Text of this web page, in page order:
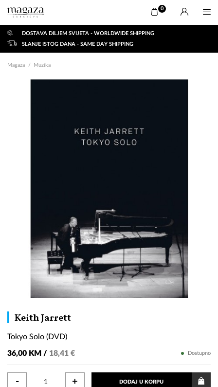
0
DOSTAVA DILJEM SVIJETA - WORLDWIDE SHIPPING
SLANJE ISTOG DANA - SAME DAY SHIPPING
Magaza Muzika
Keith Jarrett
Tokyo Solo (DVD)
36,00 KM / 18,41 € Dostupno
- + DODAJ U KORPU